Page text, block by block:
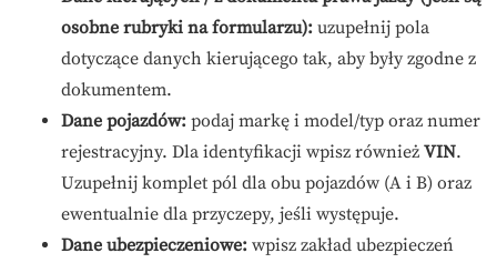
osobne rubryki na formularzu): uzupełnij pola
dotyczące danych kierującego tak, aby były zgodne z
dokumentem.
Dane pojazdów: podaj markę i model/typ oraz numer
rejestracyjny. Dla identyfikacji wpisz również VIN.
Uzupełnij komplet pól dla obu pojazdów (A i B) oraz
ewentualnie dla przyczepy, jeśli występuje.
Dane ubezpieczeniowe: wpisz zakład ubezpieczeń